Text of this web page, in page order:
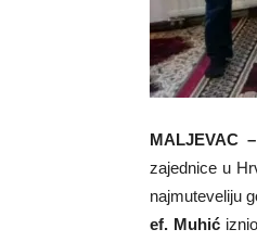
MALJEVAC –
zajednice u
najmuteveliju
ef. Muhić